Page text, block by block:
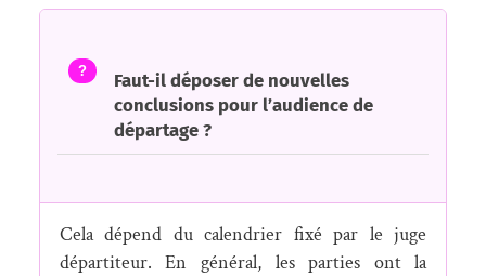
?
Faut-il déposer de nouvelles
conclusions pour l’audience de
départage ?
Cela dépend du calendrier fixé par le juge
départiteur. En général, les parties ont la